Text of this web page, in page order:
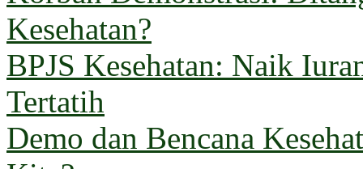
Kesehatan?
BPJS Kesehatan: Naik
Tertatih
Demo dan Bencana